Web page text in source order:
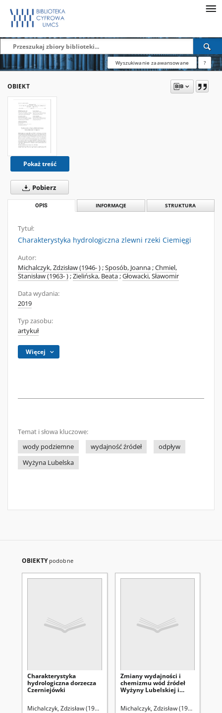
Wyszukiwanie zaawansowane ?
OBIEKT
Pokaż treść
Pobierz
OPIS INFORMACJE STRUKTURA
Tytuł:
Charakterystyka hydrologiczna zlewni rzeki Ciemięgi
Autor:
Michalczyk, Zdzisław (1946- );Sposób, Joanna;Chmiel,
Stanisław (1963- );Zielińska, Beata;Głowacki, Sławomir
Data wydania:
2019
Typ zasobu:
artykuł
Więcej
Temat i słowa kluczowe:
wody podziemne
wydajność źródeł
odpływ
Wyżyna Lubelska
OBIEKTY podobne
Charakterystyka
hydrologiczna dorzecza
Czerniejówki
Michalczyk, Zdzisław (1946- ) Bartoszewski, Stefan Głowacki,
Zmiany wydajności i
chemizmu wód źródeł
Wyżyny Lubelskiej i
Michalczyk, Zdzisław (1946- )